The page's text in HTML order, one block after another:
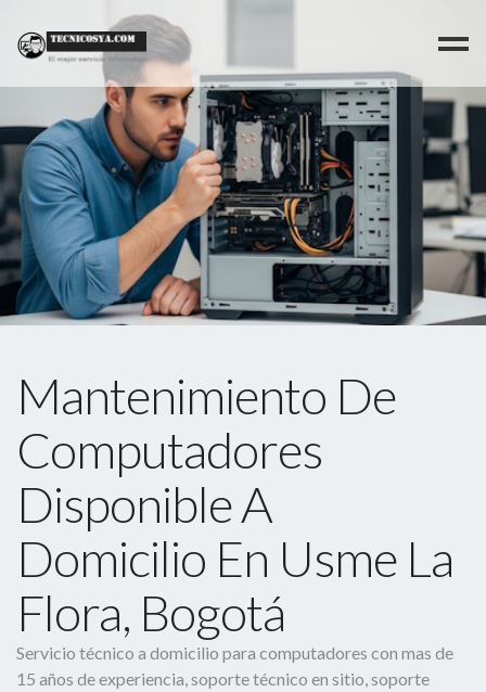
Mantenimiento De
Computadores
Disponible A
Domicilio En Usme La
Flora, Bogotá
Servicio técnico a domicilio para computadores con mas de
15 años de experiencia, soporte técnico en sitio, soporte